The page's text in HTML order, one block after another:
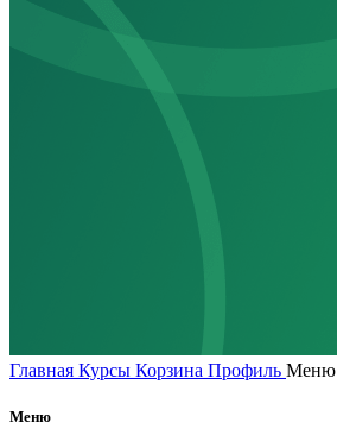
Главная Курсы Корзина Профиль Меню
Меню